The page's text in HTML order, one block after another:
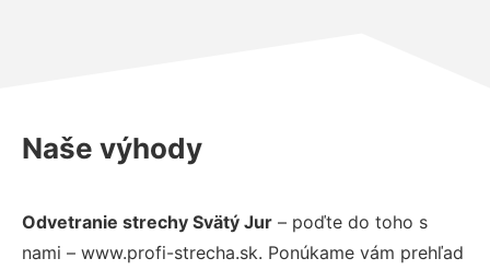
Naše výhody
Odvetranie strechy Svätý Jur – poďte do toho s
nami – www.profi-strecha.sk. Ponúkame vám prehľad